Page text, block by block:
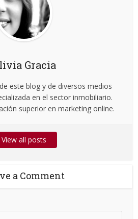
Gracia
este blog y de diversos medios
en el sector inmobiliario.
superior en marketing online.
View all posts
a Comment